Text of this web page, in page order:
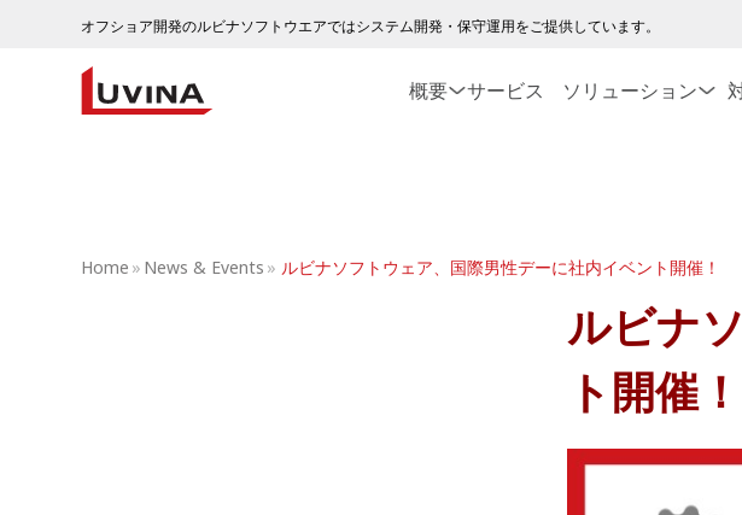
オフショア開発のルビナソフトウエアではシステム開発・保守運用をご提供しています。
概要 サービス ソリューション
Home » News & Events » ルビナソフトウェア、国際男性デーに社内イベント開催！
ルビナ
ト開催！